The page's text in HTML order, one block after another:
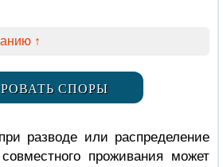
↑
СПОРЫ
разводе или распределение
проживания может